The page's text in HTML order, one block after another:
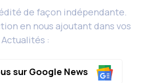
de façon indépendante.
en nous ajoutant dans vos
:
sur Google News